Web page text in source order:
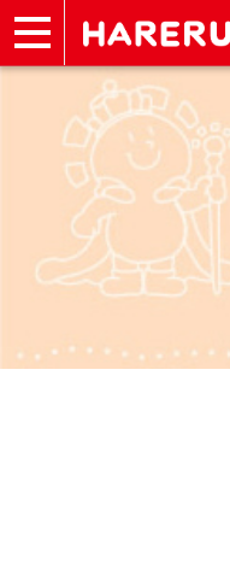
ショップ
デッキ検索
デッキ構築
選手一覧
店舗一覧
イベント
お問い合わせ